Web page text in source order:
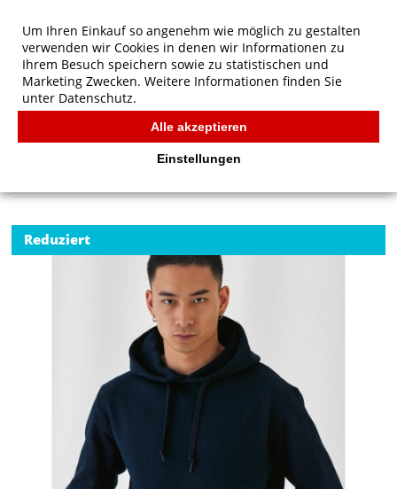
B&C ID.003 Cotton Rich Hooded Sweatshirt
Reduziert
Um Ihren Einkauf so angenehm wie möglich zu gestalten
verwenden wir Cookies in denen wir Informationen zu
Ihrem Besuch speichern sowie zu statistischen und
Marketing Zwecken. Weitere Informationen finden Sie
unter Datenschutz.
Alle akzeptieren
Einstellungen